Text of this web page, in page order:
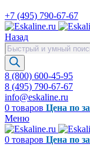
+7 (495) 790-67-67
Назад
Поиск
товаров
8 (800) 600-45-95
8 (495) 790-67-67
info@eskaline.ru
0 товаров Цена по
Меню
0 товаров Цена по